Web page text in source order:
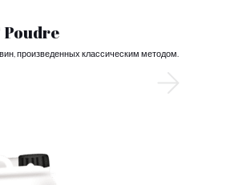
Poudre
произведенных классическим методом.